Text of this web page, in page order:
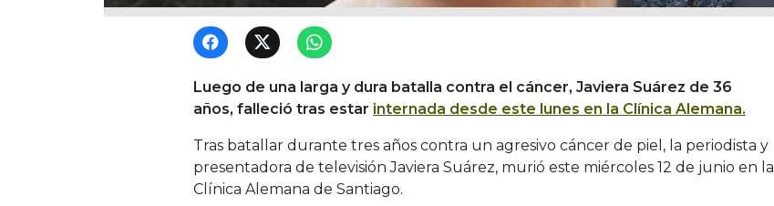
Luego de una larga y dura batalla contra el cáncer, Javiera Suárez de 36
años, falleció tras estar internada desde este lunes en la Clínica Alemana.
Tras batallar durante tres años contra un agresivo cáncer de piel, la periodista y
presentadora de televisión Javiera Suárez, murió este miércoles 12 de junio en la
Clínica Alemana de Santiago.